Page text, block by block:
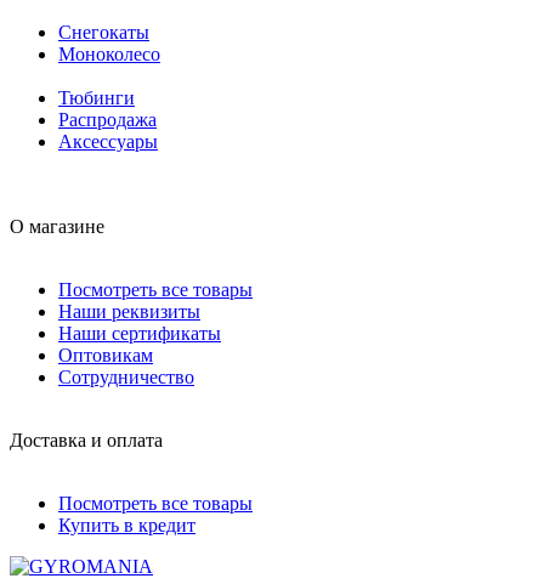
Снегокаты
Моноколесо
Тюбинги
Распродажа
Аксессуары
О магазине
Посмотреть все товары
Наши реквизиты
Наши сертификаты
Оптовикам
Сотрудничество
Доставка и оплата
Посмотреть все товары
Купить в кредит